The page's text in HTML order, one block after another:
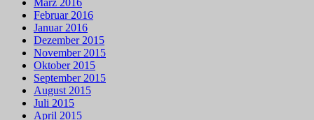
März 2016
Februar 2016
Januar 2016
Dezember 2015
November 2015
Oktober 2015
September 2015
August 2015
Juli 2015
April 2015